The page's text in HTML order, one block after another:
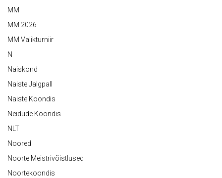
MM
MM 2026
MM Valikturniir
N
Naiskond
Naiste Jalgpall
Naiste Koondis
Neidude Koondis
NLT
Noored
Noorte Meistrivõistlused
Noortekoondis